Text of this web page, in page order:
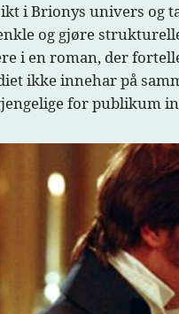
i Brionys univers og
og gjøre
i en roman, der
ikke innehar på
for publikum